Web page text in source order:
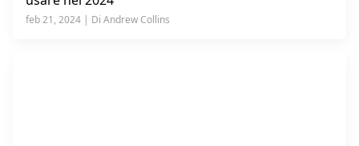
feb 21, 2024 | Di Andrew Collins